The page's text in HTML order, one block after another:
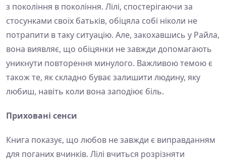
з покоління в покоління. Лілі, спостерігаючи за
стосунками своїх батьків, обіцяла собі ніколи не
потрапити в таку ситуацію. Але, закохавшись у Райла,
вона виявляє, що обіцянки не завжди допомагають
уникнути повторення минулого. Важливою темою є
також те, як складно буває залишити людину, яку
любиш, навіть коли вона заподіює біль.
Приховані сенси
Книга показує, що любов не завжди є виправданням
для поганих вчинків. Лілі вчиться розрізняти